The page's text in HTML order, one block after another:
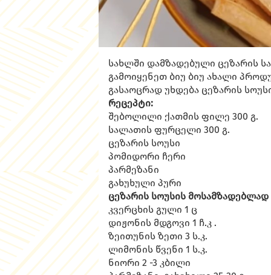
სახლში დამზადებული ცეზარის
გამოიყენეთ ბიუ ბიუ ახალი
გასაოცრად უხდება ცეზარის
რეცეპტი:
შებოლილი ქათმის ფილე 300 გ.
სალათის ფურცელი 300 გ.
ცეზარის სოუსი
პომიდორი ჩერი
პარმეზანი
გახუხული პური
ცეზარის სოუსის
კვერცხის გული 1 ც
დიჟონის მდგოვი 1 ჩ.კ .
ზეითუნის ზეთი 3 ს.კ.
ლიმონის წვენი 1 ს.კ.
ნიორი 2 -3 კბილი